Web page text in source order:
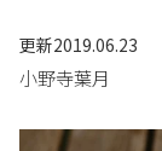
更新2019.06.23
小野寺葉月